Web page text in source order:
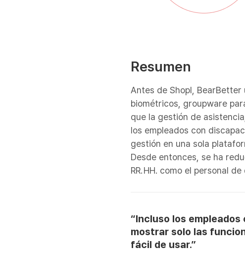
Resumen
Antes de Shopl,
biométricos, groupware
que la gestión de
los empleados con
gestión en una sola
Desde entonces, se ha
RR. HH. como el personal
“Incluso los
mostrar solo las
fácil de usar.”